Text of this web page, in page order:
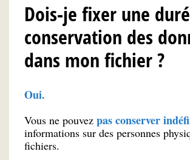
Dois-je fixer une
conservation des
dans mon fichier ?
Oui.
Vous ne pouvez pas conserver
informations sur des personnes
fichiers.